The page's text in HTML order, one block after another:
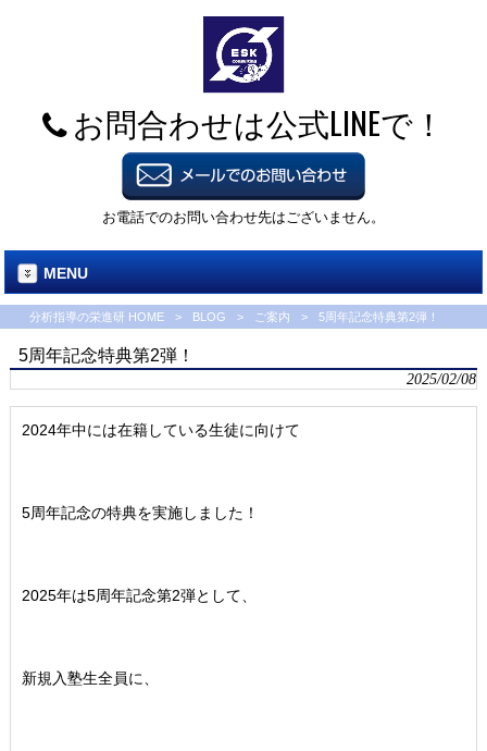
お問合わせは公式LINEで！
お電話でのお問い合わせ先はございません。
MENU
分析指導の栄進研 HOME > BLOG > ご案内 > 5周年記念特典第2弾！
5周年記念特典第2弾！
2025/02/08
2024年中には在籍している生徒に向けて
5周年記念の特典を実施しました！
2025年は5周年記念第2弾として、
新規入塾生全員に、